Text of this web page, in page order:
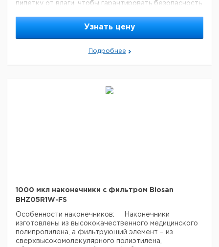
пипетку от влаги, чтобы гарантировать безопасность
поверхности, не загрязняет образец;Имеет
Не содержит ДНКаз, РНКаз и
пирогенов;Подходит для обычных пипеток, таких
как Biosan (серия Assist) Eppendorf и Gilson;
штативе. Размер (В×Ø) 32 × 0.4 мм
Узнать цену
Подробнее
1000 мкл наконечники с фильтром Biosan
BHZ05R1W-FS
Особенности наконечников: Наконечники
изготовлены из высококачественного медицинского
полипропилена, а фильтрующий элемент – из
сверхвысокомолекулярного полиэтилена,